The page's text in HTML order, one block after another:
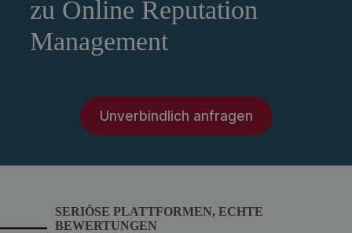
zu Online Reputation
Management
Unverbindlich anfragen
SERIÖSE PLATTFORMEN, ECHTE
BEWERTUNGEN